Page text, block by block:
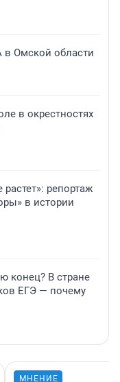
в Омской области
в окрестностях
репортаж
в истории
конец? В стране
ЕГЭ — почему
МНЕНИЕ